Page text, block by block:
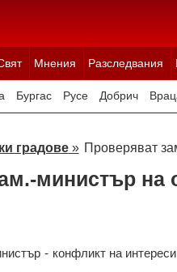
Мнения Разследвания
Вицове Куизове
Бургас Русе Добрич
градове» Проверяват
министър на
- конфликт на интереси